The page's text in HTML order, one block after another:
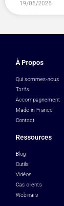
19/05/2026
Ressources
Blog
Outils
Vidéos
Cas clients
Webinars
À Propos
Qui sommes-nous
Tarifs
Accompagnement
Made in France
Contact